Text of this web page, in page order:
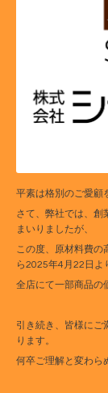
平素は格別のご愛顧
さて、弊社では、創
まいりましたが、
この度、原材料費の
ら2025年4月22日よ
全店にて一部商品の
引き続き、皆様にご
ります。
何卒ご理解と変わら